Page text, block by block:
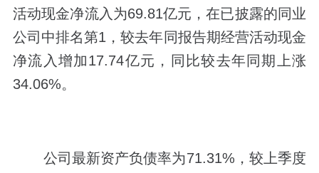
活动现金净流入为69.81亿元，在已披露的同业
公司中排名第1，较去年同报告期经营活动现金
净流入增加17.74亿元，同比较去年同期上涨
34.06%。
公司最新资产负债率为71.31%，较上季度